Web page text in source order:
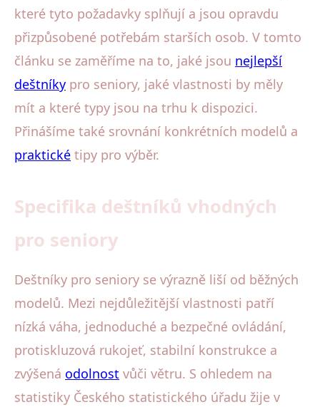
které tyto požadavky splňují a jsou opravdu
přizpůsobené potřebám starších osob. V tomto
článku se zaměříme na to, jaké jsou nejlepší
deštníky pro seniory, jaké vlastnosti by měly
mít a které typy jsou na trhu k dispozici.
Přinášíme také srovnání konkrétních modelů a
praktické tipy pro výběr.
Specifika deštníků vhodných
pro seniory
Deštníky pro seniory se výrazně liší od běžných
modelů. Mezi nejdůležitější vlastnosti patří
nízká váha, jednoduché a bezpečné ovládání,
protiskluzová rukojeť, stabilní konstrukce a
zvýšená odolnost vůči větru. S ohledem na
statistiky Českého statistického úřadu žije v